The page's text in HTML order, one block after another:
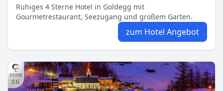
Ruhiges 4 Sterne Hotel in Goldegg mit
Gourmetrestaurant, Seezugang und großem Garten.
zum Hotel Angebot